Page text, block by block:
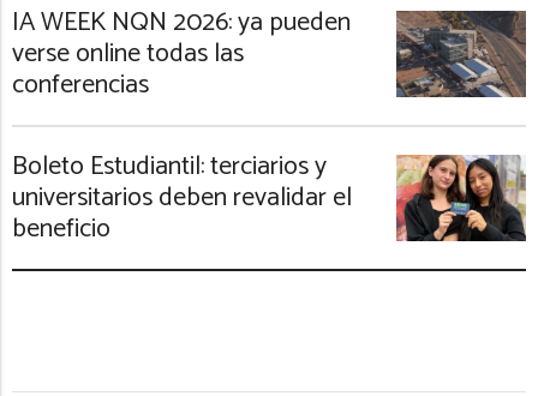
IA WEEK NQN 2026: ya pueden
verse online todas las
conferencias
Boleto Estudiantil: terciarios y
universitarios deben revalidar el
beneficio